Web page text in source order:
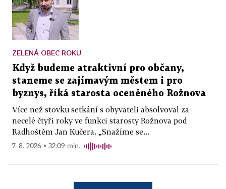
ZELENÁ OBEC ROKU
Když budeme atraktivní pro občany,
staneme se zajímavým městem i pro
byznys, říká starosta oceněného Rožnova
Více než stovku setkání s obyvateli absolvoval za
necelé čtyři roky ve funkci starosty Rožnova pod
Radhoštěm Jan Kučera. „Snažíme se...
7. 8. 2026 ▪ 32:09 min.